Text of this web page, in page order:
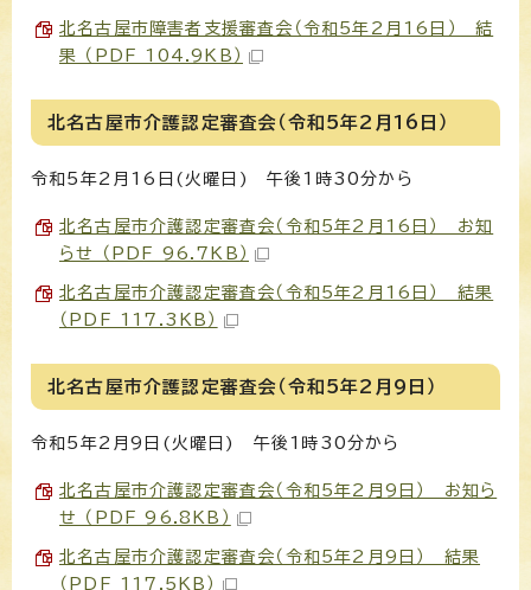
北名古屋市障害者支援審査会（令和5年2月16日） 結
果 （PDF 104.9KB）
北名古屋市介護認定審査会（令和5年2月16日）
令和5年2月16日(火曜日) 午後1時30分から
北名古屋市介護認定審査会（令和5年2月16日） お知
らせ （PDF 96.7KB）
北名古屋市介護認定審査会（令和5年2月16日） 結果
（PDF 117.3KB）
北名古屋市介護認定審査会（令和5年2月9日）
令和5年2月9日(火曜日) 午後1時30分から
北名古屋市介護認定審査会（令和5年2月9日） お知ら
せ （PDF 96.8KB）
北名古屋市介護認定審査会（令和5年2月9日） 結果
（PDF 117.5KB）